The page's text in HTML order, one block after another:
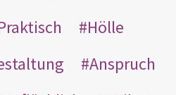
Hölle
Anspruch